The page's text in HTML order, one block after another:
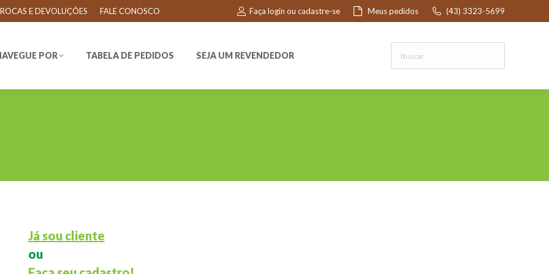
E DEVOLUÇÕES FALE CONOSCO Faça login ou cadastre-se Meus pedidos (43) 3323-5699
POR TABELA DE PEDIDOS SEJA UM REVENDEDOR
Já sou cliente
ou
POR TABELA DE PEDIDOS SEJA UM REVENDEDOR